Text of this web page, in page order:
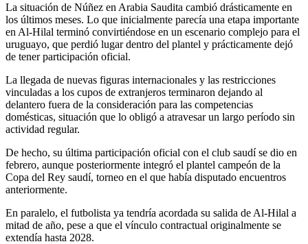
La situación de Núñez en Arabia Saudita cambió drásticamente en
los últimos meses. Lo que inicialmente parecía una etapa importante
en Al-Hilal terminó convirtiéndose en un escenario complejo para el
uruguayo, que perdió lugar dentro del plantel y prácticamente dejó
de tener participación oficial.
La llegada de nuevas figuras internacionales y las restricciones
vinculadas a los cupos de extranjeros terminaron dejando al
delantero fuera de la consideración para las competencias
domésticas, situación que lo obligó a atravesar un largo período sin
actividad regular.
De hecho, su última participación oficial con el club saudí se dio en
febrero, aunque posteriormente integró el plantel campeón de la
Copa del Rey saudí, torneo en el que había disputado encuentros
anteriormente.
En paralelo, el futbolista ya tendría acordada su salida de Al-Hilal a
mitad de año, pese a que el vínculo contractual originalmente se
extendía hasta 2028.